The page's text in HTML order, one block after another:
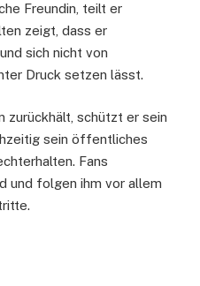
Freundin, teilt er
zeigt, dass er
und sich nicht von
Druck setzen lässt.
zurückhält, schützt er sein
sein öffentliches
Fans
und folgen ihm vor allem